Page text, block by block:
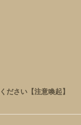
ださい【注意喚起】